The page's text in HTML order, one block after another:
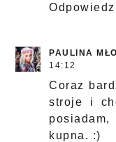
Odpowiedz
PAULINA
14:12
Coraz
stroje i
kupna. :)